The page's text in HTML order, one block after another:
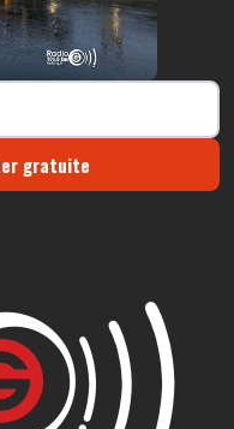
gratuite